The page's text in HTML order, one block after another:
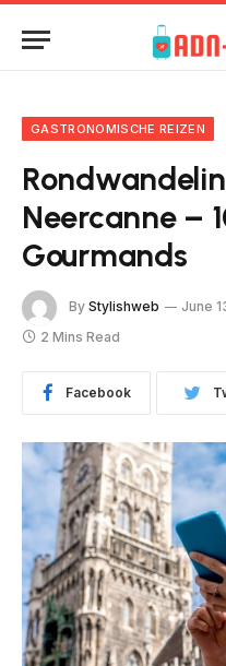
GASTRONOMISCHE REIZEN
Neercanne –
Gourmands
By Stylishweb June
2 Mins Read
Facebook